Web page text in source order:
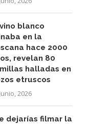
blanco
en la
hace 2000
revelan 80
halladas en
etruscos
2026
dejarías filmar la